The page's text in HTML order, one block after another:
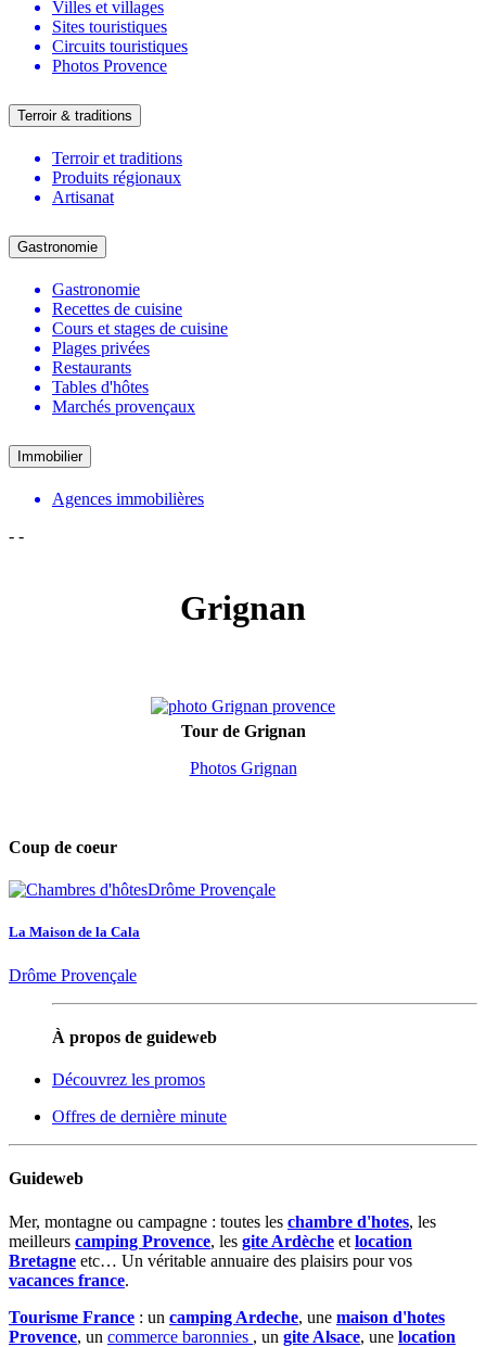
Villes et villages
Sites touristiques
Circuits touristiques
Photos Provence
Terroir & traditions
Terroir et traditions
Produits régionaux
Artisanat
Gastronomie
Gastronomie
Recettes de cuisine
Cours et stages de cuisine
Plages privées
Restaurants
Tables d'hôtes
Marchés provençaux
Immobilier
Agences immobilières
- -
Grignan
Tour de Grignan
Photos Grignan
Coup de coeur
La Maison de la Cala
Drôme Provençale
À propos de guideweb
Découvrez les promos
Offres de dernière minute
Guideweb
Mer, montagne ou campagne : toutes les chambre d'hotes, les
meilleurs camping Provence, les gite Ardèche et location
Bretagne etc… Un véritable annuaire des plaisirs pour vos
vacances france.
Tourisme France : un camping Ardeche, une maison d'hotes
Provence, un commerce baronnies , un gite Alsace, une location